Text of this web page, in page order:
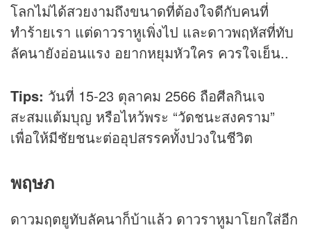
โลกไม่ได้สวยงามถึงขนาดที่ต้องใจดีกับคนที่
ทำร้ายเรา แต่ดาวราหูเพิ่งไป และดาวพฤหัสที่ทับ
ลัคนายังอ่อนแรง อยากหยุมหัวใคร ควรใจเย็น..
Tips: วันที่ 15-23 ตุลาคม 2566 ถือศีลกินเจ
สะสมแต้มบุญ หรือไหว้พระ “วัดชนะสงคราม”
เพื่อให้มีชัยชนะต่ออุปสรรคทั้งปวงในชีวิต
พฤษภ
ดาวมฤตยูทับลัคนาก็บ้าแล้ว ดาวราหูมาโยกใส่อีก